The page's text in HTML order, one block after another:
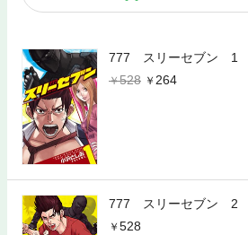
777 スリーセブン 1
528
264
777 スリーセブン 2
528